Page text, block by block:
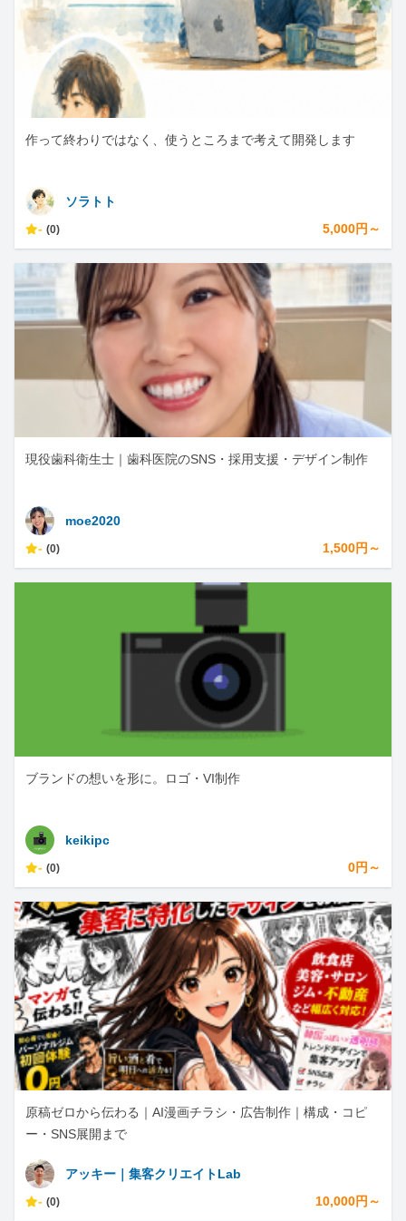
作って終わりではなく、使うところまで考えて開発します
ソラトト
- (0) 5,000円～
現役歯科衛生士｜歯科医院のSNS・採用支援・デザイン制作
moe2020
- (0) 1,500円～
ブランドの想いを形に。ロゴ・VI制作
keikipc
- (0) 0円～
原稿ゼロから伝わる｜AI漫画チラシ・広告制作｜構成・コピ
ー・SNS展開まで
アッキー｜集客クリエイトLab
- (0) 10,000円～